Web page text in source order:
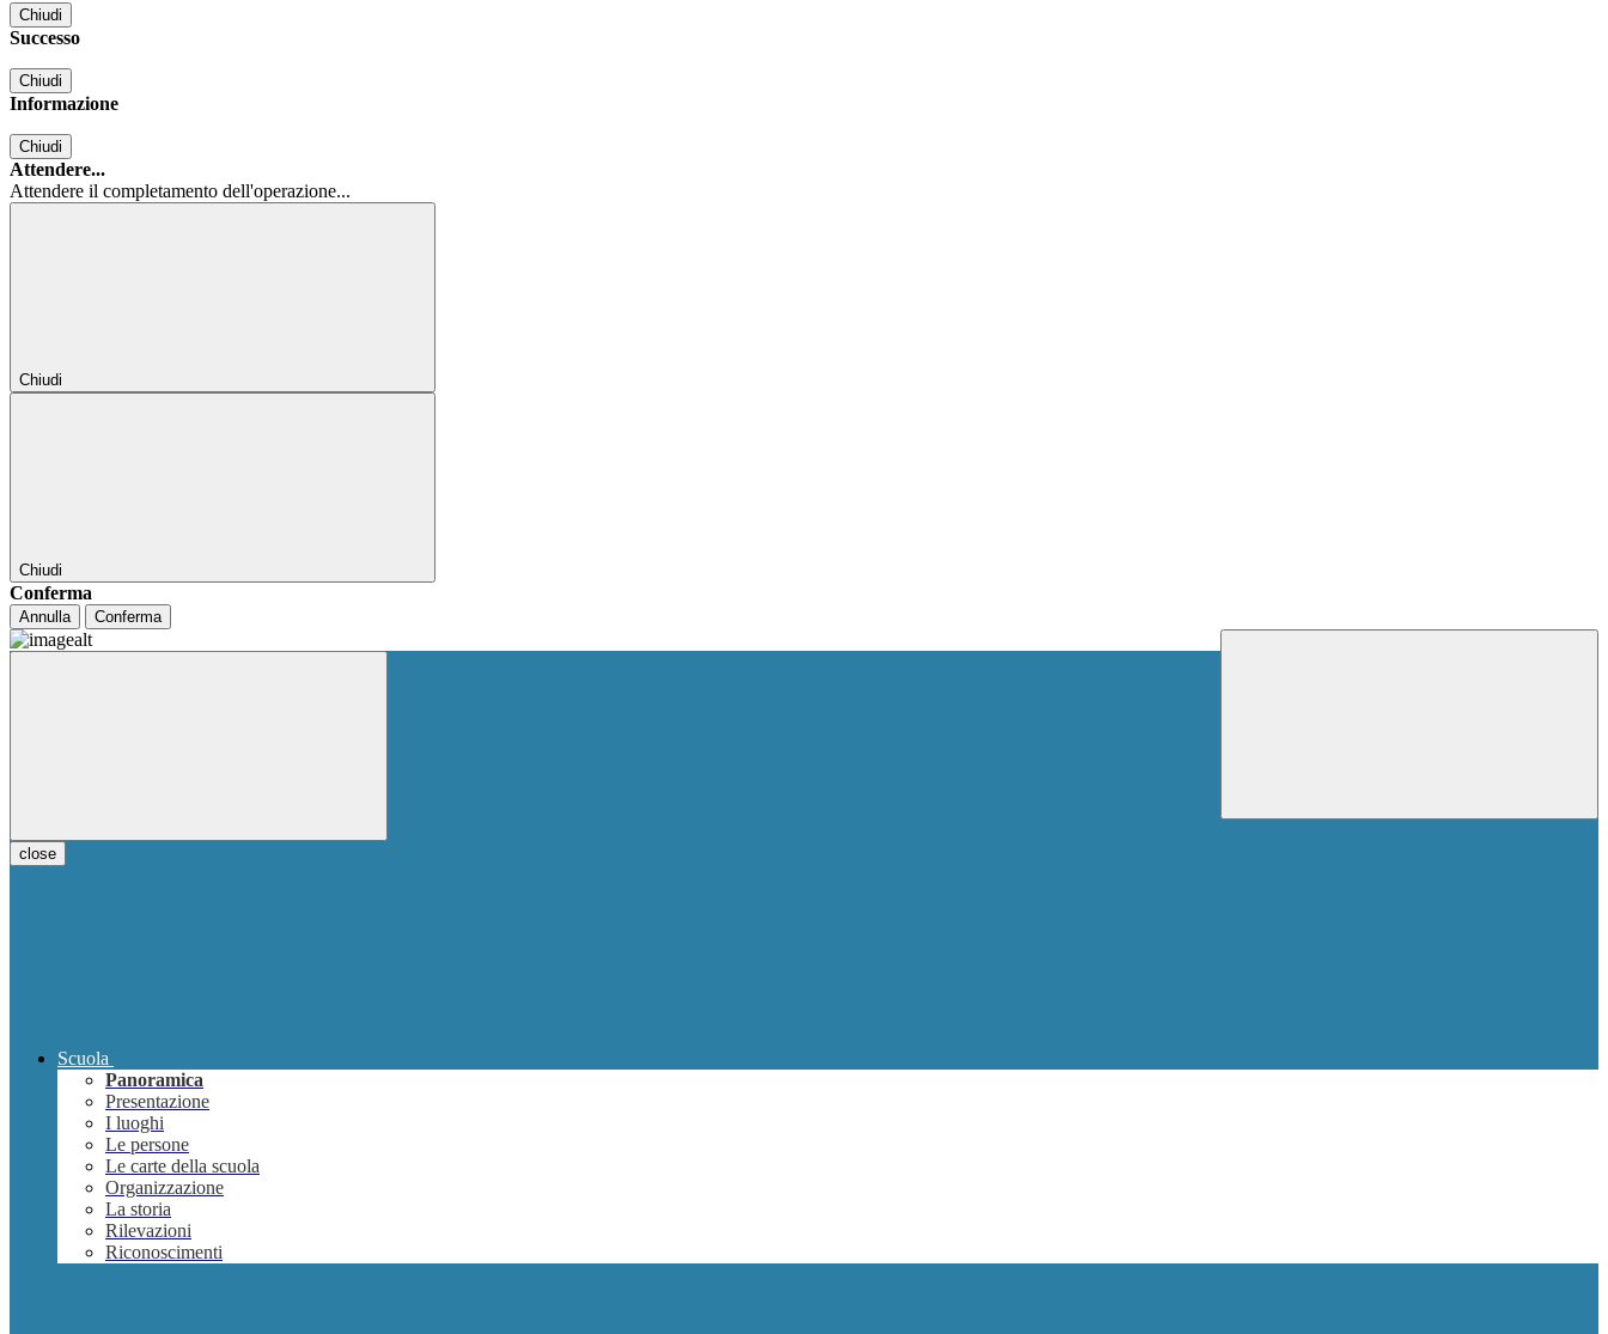
Chiudi
Successo
Chiudi
Informazione
Chiudi
Attendere...
Attendere il completamento dell'operazione...
Chiudi
Chiudi
Conferma
Annulla Conferma
close
Scuola
Panoramica
Presentazione
I luoghi
Le persone
Le carte della scuola
Organizzazione
La storia
Rilevazioni
Riconoscimenti